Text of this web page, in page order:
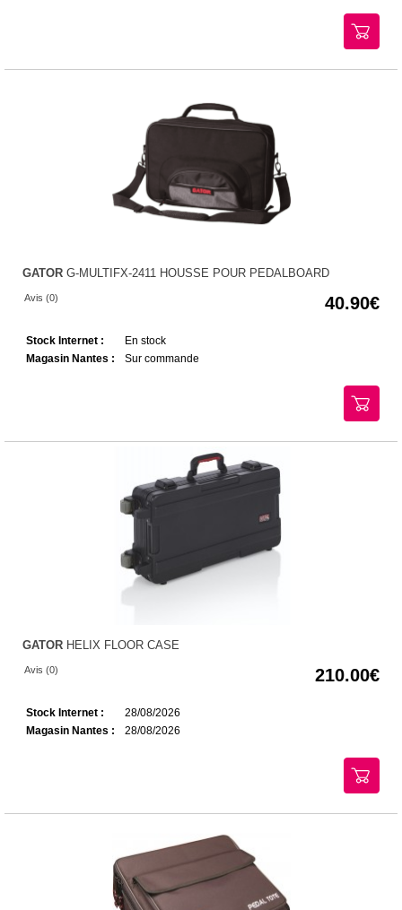
GATOR G-MULTIFX-2411 HOUSSE POUR PEDALBOARD
Avis (0) 40.90
Stock Internet :
En stock
Magasin Nantes :
Sur commande
GATOR HELIX FLOOR CASE
Avis (0) 210.00
Stock Internet :
28/08/2026
Magasin Nantes :
28/08/2026